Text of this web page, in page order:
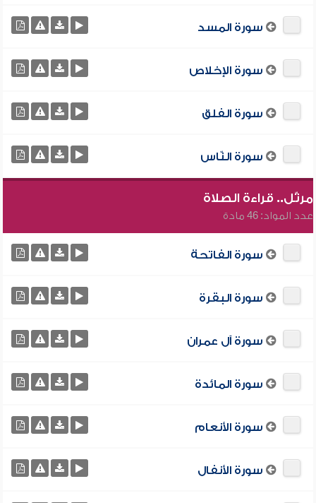
سورة المسد
سورة الإخلاص
سورة الفلق
سورة النّاس
مرتّل.. قراءة الصلاة
عدد المواد: 46 مادة
سورة الفاتحة
سورة البقرة
سورة آل عمران
سورة المائدة
سورة الأنعام
سورة الأنفال